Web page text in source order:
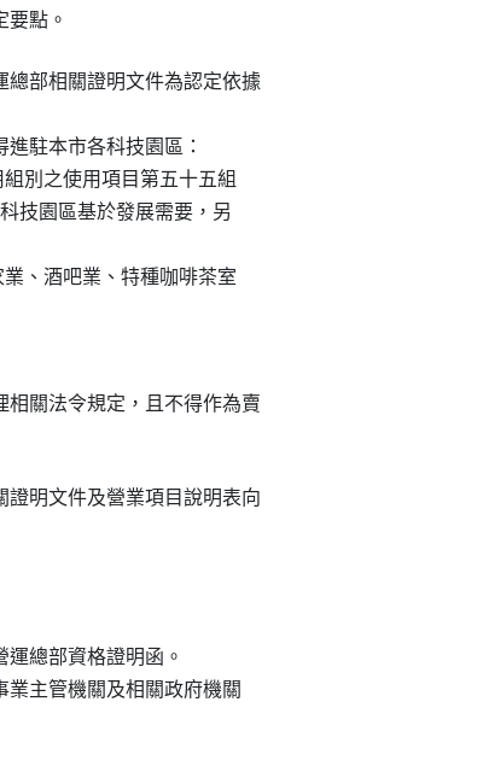
要點。
總部相關證明文件為認定依據
進駐本市各科技園區：
組別之使用項目第五十五組
技園區基於發展需要，另
業、酒吧業、特種咖啡茶室
相關法令規定，且不得作為賣
證明文件及營業項目說明表向
運總部資格證明函。
業主管機關及相關政府機關